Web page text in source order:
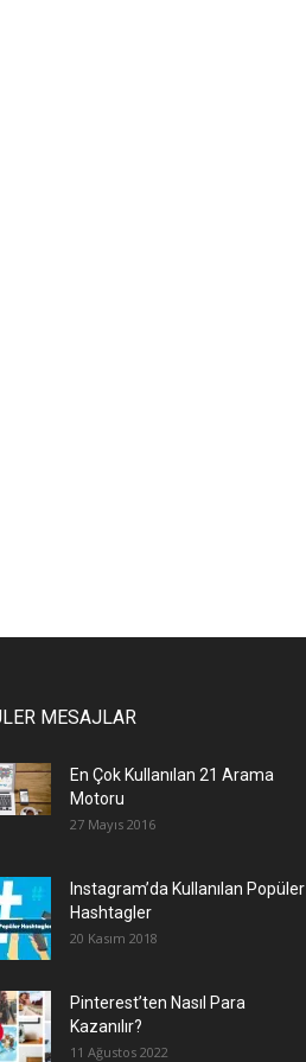
MESAJLAR
En Çok Kullanılan 21 Arama
Motoru
27 Mayıs 2016
Instagram’da Kullanılan Popüler
Hashtagler
20 Kasım 2018
Pinterest’ten Nasıl Para
Kazanılır?
11 Ağustos 2022